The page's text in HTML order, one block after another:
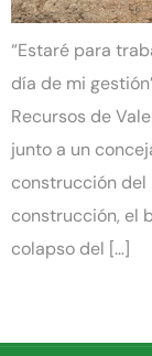
“Estaré para
día de mi
Recursos de
junto a un
construcción del
construcción, el
colapso del […]